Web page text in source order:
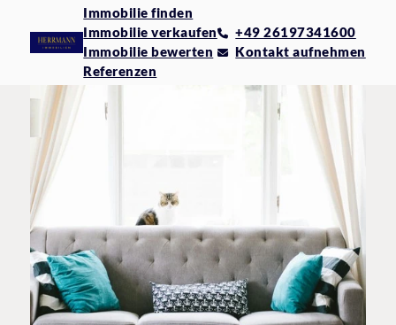
Immobilie finden
Immobilie verkaufen
Immobilie bewerten
Referenzen
+49 26197341600
Kontakt aufnehmen